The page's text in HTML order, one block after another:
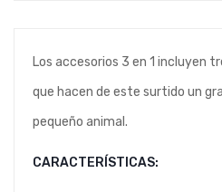
Los accesorios 3 en 1 incluyen
que hacen de este surtido un
pequeño animal.
CARACTERÍSTICAS: